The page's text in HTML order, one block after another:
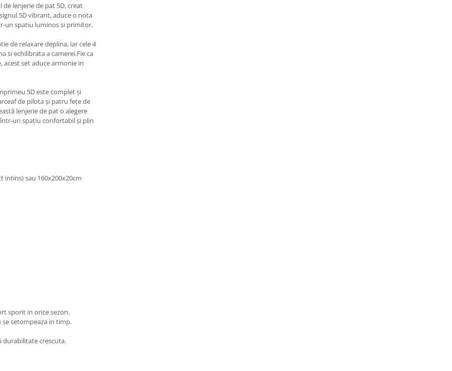
lenjerie de pat 5D, creat
5D vibrant, aduce o nota
un spatiu luminos si primitor.
de relaxare deplina, iar cele 4
si echilibrata a camerei.Fie ca
acest set aduce armonie in
5D este complet și
de pilota și patru fețe de
lenjerie de pat o alegere
un spațiu confortabil și plin
intins) sau 160x200x20cm
sporit in orice sezon.
setompeaza in timp.
durabilitate crescuta.